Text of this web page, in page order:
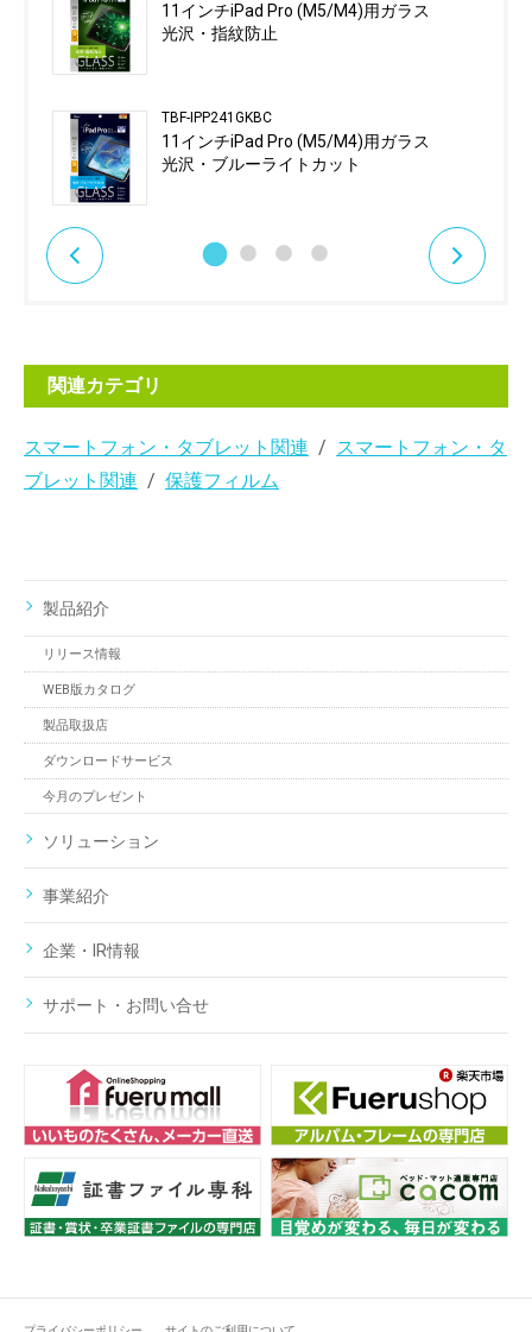
11インチiPad Pro (M5/M4)用ガラス
光沢・指紋防止
TBF-IPP241GKBC
11インチiPad Pro (M5/M4)用ガラス
光沢・ブルーライトカット
関連カテゴリ
スマートフォン・タブレット関連
スマートフォン・タ
ブレット関連
保護フィルム
製品紹介
リリース情報
WEB版カタログ
製品取扱店
ダウンロードサービス
今月のプレゼント
ソリューション
事業紹介
企業・IR情報
サポート・お問い合せ